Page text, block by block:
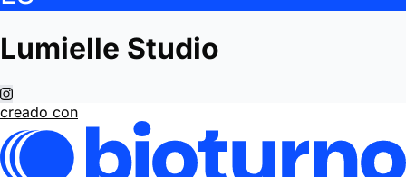
Lumielle Studio
creado con